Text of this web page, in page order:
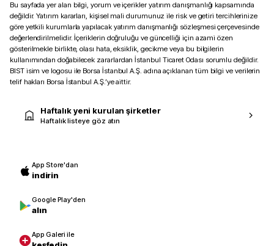
Bu sayfada yer alan bilgi, yorum ve içerikler yatırım danışmanlığı kapsamında
değildir. Yatırım kararları, kişisel mali durumunuz ile risk ve getiri tercihlerinize
göre yetkili kurumlarla yapılacak yatırım danışmanlığı sözleşmesi çerçevesinde
değerlendirilmelidir. İçeriklerin doğruluğu ve güncelliği için azami özen
gösterilmekle birlikte, olası hata, eksiklik, gecikme veya bu bilgilerin
kullanımından doğabilecek zararlardan İstanbul Ticaret Odası sorumlu değildir.
BIST isim ve logosu ile Borsa İstanbul A.Ş. adına açıklanan tüm bilgi ve verilerin
telif hakları Borsa İstanbul A.Ş.’ye aittir.
Haftalık yeni kurulan şirketler
Haftalık listeye göz atın
App Store'dan
indirin
Google Play'den
alın
App Galeri ile